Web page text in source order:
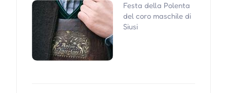
Festa della Polenta
del coro maschile di
Siusi